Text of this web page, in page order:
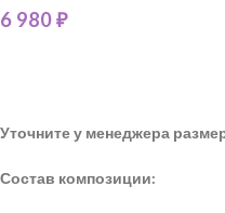
6 980₽
Уточните у менеджера
Состав композиции: